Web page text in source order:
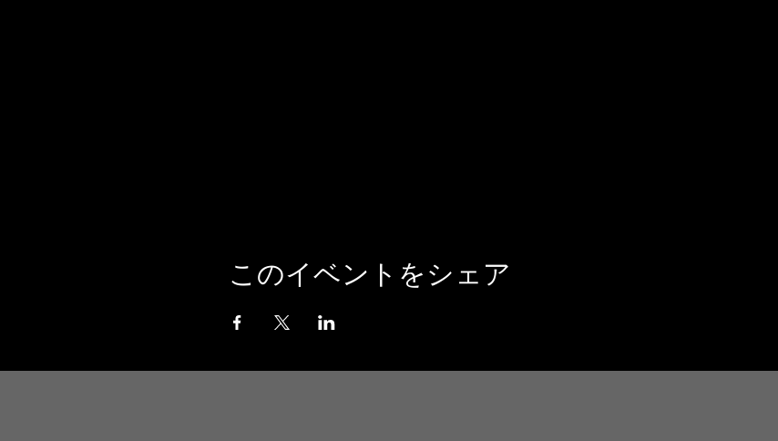
このイベントをシェア